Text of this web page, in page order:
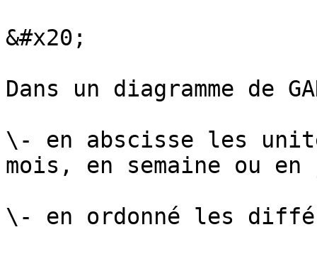
&#x20;
Dans un diagramme de
\- en abscisse les
mois, en semaine ou
\- en ordonné les